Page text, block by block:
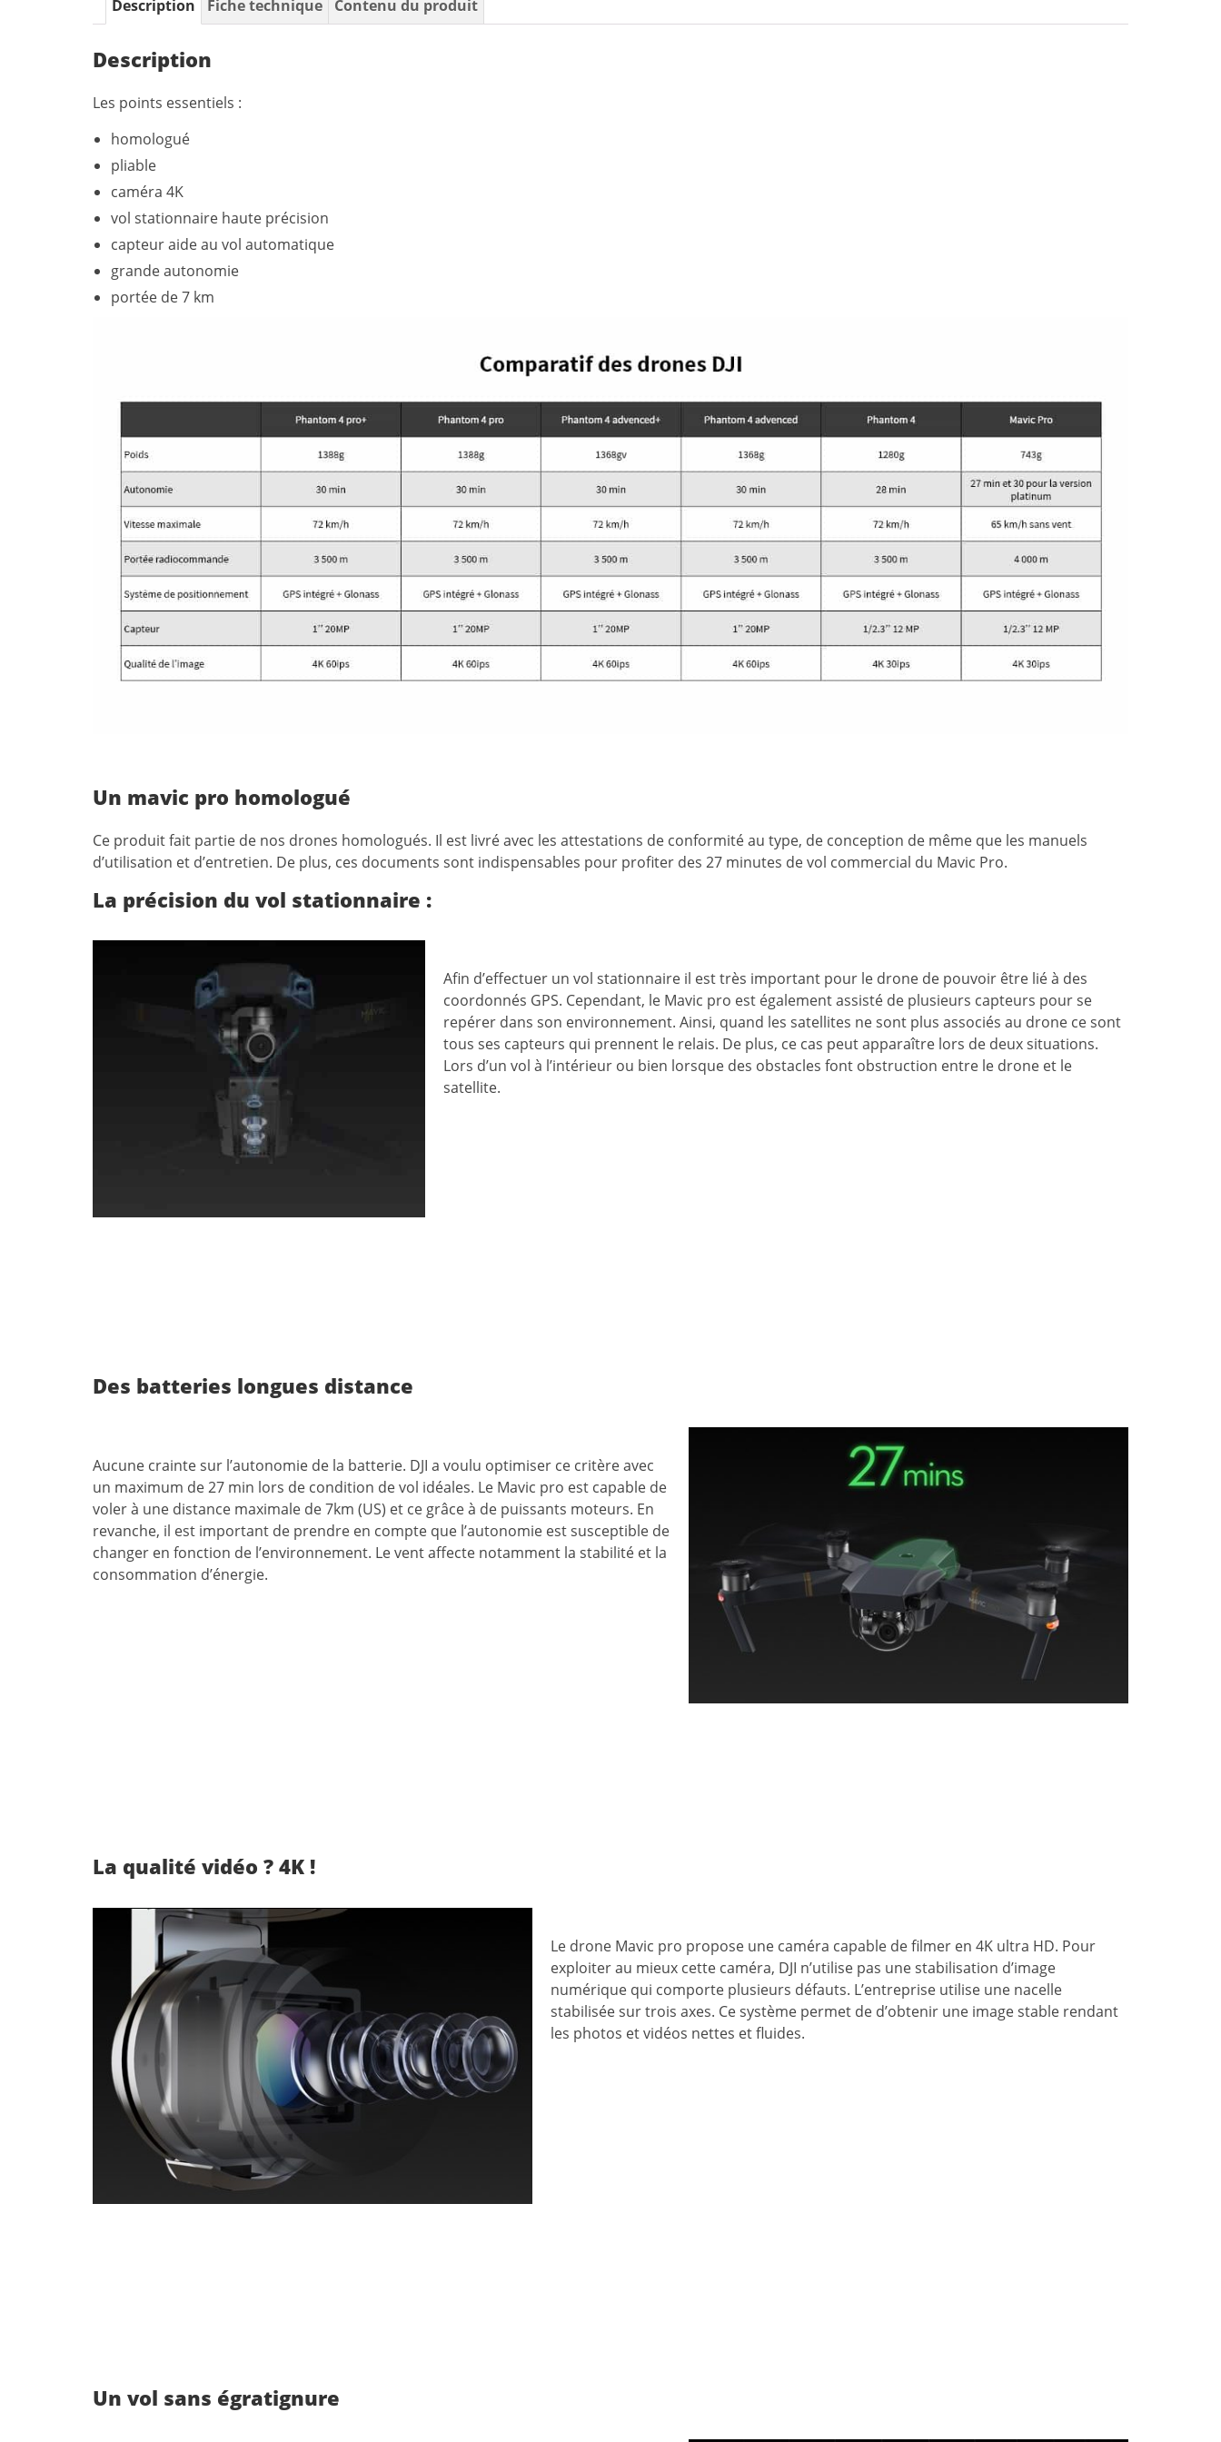
Description Fiche technique Contenu du produit
Description
Les points essentiels :
homologué
pliable
caméra 4K
vol stationnaire haute précision
capteur aide au vol automatique
grande autonomie
portée de 7 km
Un mavic pro homologué
Ce produit fait partie de nos drones homologués. Il est livré avec les attestations de conformité au type, de conception de même que les manuels
d’utilisation et d’entretien. De plus, ces documents sont indispensables pour profiter des 27 minutes de vol commercial du Mavic Pro.
La précision du vol stationnaire :
Afin d’effectuer un vol stationnaire il est très important pour le drone de pouvoir être lié à des
coordonnés GPS. Cependant, le Mavic pro est également assisté de plusieurs capteurs pour se
repérer dans son environnement. Ainsi, quand les satellites ne sont plus associés au drone ce sont
tous ses capteurs qui prennent le relais. De plus, ce cas peut apparaître lors de deux situations.
Lors d’un vol à l’intérieur ou bien lorsque des obstacles font obstruction entre le drone et le
satellite.
Des batteries longues distance
Aucune crainte sur l’autonomie de la batterie. DJI a voulu optimiser ce critère avec
un maximum de 27 min lors de condition de vol idéales. Le Mavic pro est capable de
voler à une distance maximale de 7km (US) et ce grâce à de puissants moteurs. En
revanche, il est important de prendre en compte que l’autonomie est susceptible de
changer en fonction de l’environnement. Le vent affecte notamment la stabilité et la
consommation d’énergie.
La qualité vidéo ? 4K !
Le drone Mavic pro propose une caméra capable de filmer en 4K ultra HD. Pour
exploiter au mieux cette caméra, DJI n’utilise pas une stabilisation d’image
numérique qui comporte plusieurs défauts. L’entreprise utilise une nacelle
stabilisée sur trois axes. Ce système permet de d’obtenir une image stable rendant
les photos et vidéos nettes et fluides.
Un vol sans égratignure